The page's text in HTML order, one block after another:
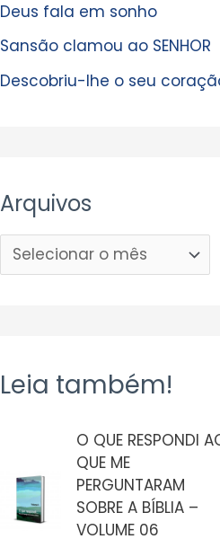
Deus fala em sonho
Sansão clamou ao SENHOR
Descobriu-lhe o seu
Arquivos
Leia também!
O QUE RESPONDI
QUE ME
PERGUNTARAM
SOBRE A BÍBLIA –
VOLUME 06